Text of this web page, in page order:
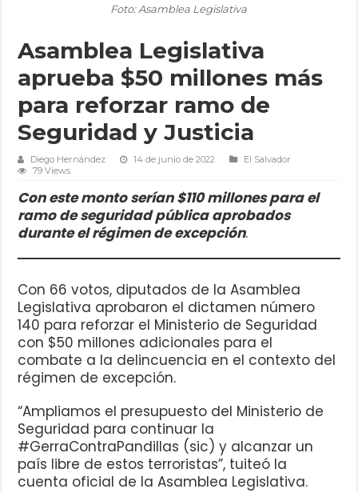
Foto: Asamblea Legislativa
Asamblea Legislativa
aprueba $50 millones más
para reforzar ramo de
Seguridad y Justicia
Diego Hernández 14 de junio de 2022
El Salvador
79 Views
Con este monto serían $110 millones para el
ramo de seguridad pública aprobados
durante el régimen de excepción.
Con 66 votos, diputados de la Asamblea
Legislativa aprobaron el dictamen número
140 para reforzar el Ministerio de Seguridad
con $50 millones adicionales para el
combate a la delincuencia en el contexto del
régimen de excepción.
“Ampliamos el presupuesto del Ministerio de
Seguridad para continuar la
#GerraContraPandillas (sic) y alcanzar un
país libre de estos terroristas”, tuiteó la
cuenta oficial de la Asamblea Legislativa.